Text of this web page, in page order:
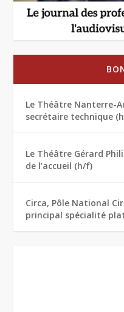
Le Théâtre Nanterre-
secrétaire technique
Le Théâtre Gérard
de l’accueil (h/f)
Circa, Pôle National
principal spécialité